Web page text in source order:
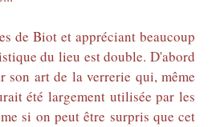
de Biot et appréciant beaucoup
du lieu est double. D'abord
son art de la verrerie qui, même
été largement utilisée par les
si on peut être surpris que cet